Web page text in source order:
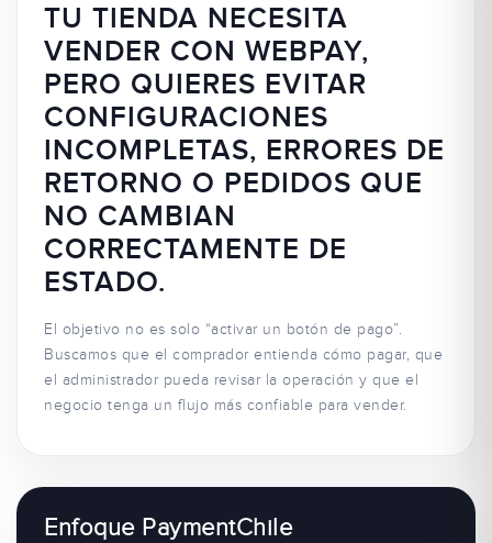
TU TIENDA NECESITA
VENDER CON WEBPAY,
PERO QUIERES EVITAR
CONFIGURACIONES
INCOMPLETAS, ERRORES DE
RETORNO O PEDIDOS QUE
NO CAMBIAN
CORRECTAMENTE DE
ESTADO.
El objetivo no es solo “activar un botón de pago”.
Buscamos que el comprador entienda cómo pagar, que
el administrador pueda revisar la operación y que el
negocio tenga un flujo más confiable para vender.
Enfoque PaymentChile